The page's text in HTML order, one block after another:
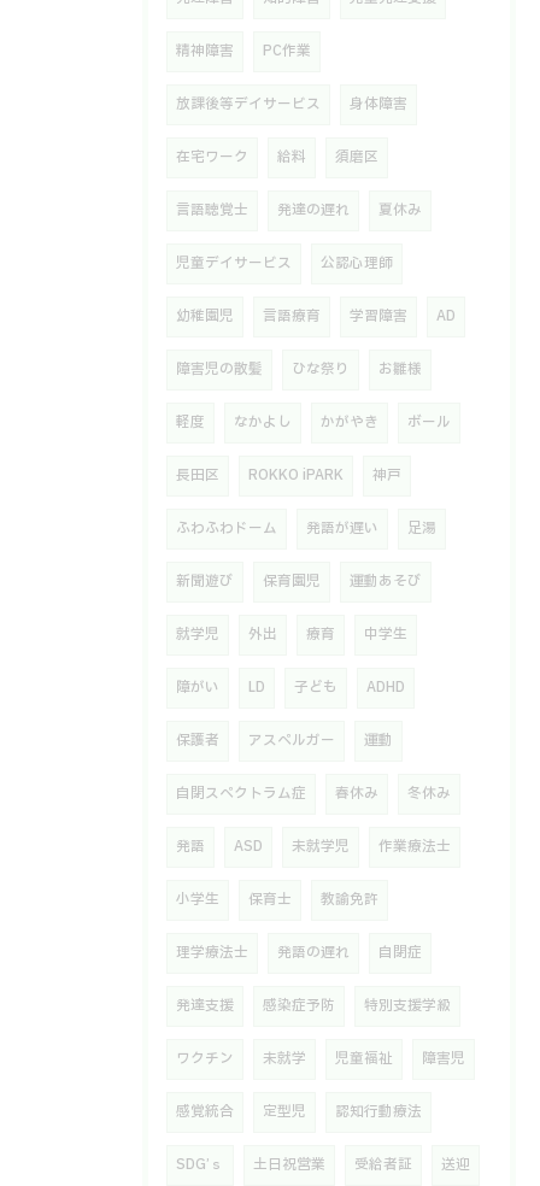
精神障害 PC作業
放課後等デイサービス 身体障害
在宅ワーク 給料 須磨区
言語聴覚士 発達の遅れ 夏休み
児童デイサービス 公認心理師
幼稚園児 言語療育 学習障害 AD
障害児の散髪 ひな祭り お雛様
軽度 なかよし かがやき ボール
長田区 ROKKO iPARK 神戸
ふわふわドーム 発語が遅い 足湯
新聞遊び 保育園児 運動あそび
就学児 外出 療育 中学生
障がい LD 子ども ADHD
保護者 アスペルガー 運動
自閉スペクトラム症 春休み 冬休み
発語 ASD 未就学児 作業療法士
小学生 保育士 教諭免許
理学療法士 発語の遅れ 自閉症
発達支援 感染症予防 特別支援学級
ワクチン 未就学 児童福祉 障害児
感覚統合 定型児 認知行動療法
SDG’ｓ 土日祝営業 受給者証 送迎